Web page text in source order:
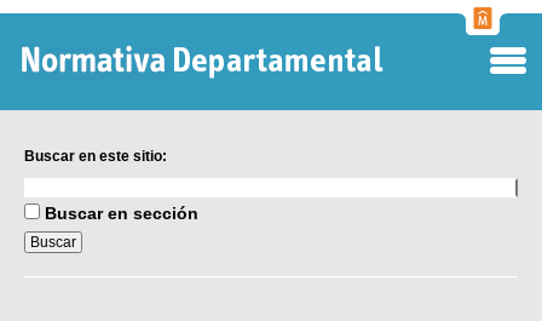
Buscar en este sitio:
en
sitio:
Buscar en sección